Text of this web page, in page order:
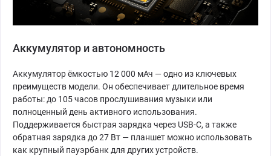
Аккумулятор и автономность
Аккумулятор ёмкостью 12 000 мАч — одно из ключевых
преимуществ модели. Он обеспечивает длительное время
работы: до 105 часов прослушивания музыки или
полноценный день активного использования.
Поддерживается быстрая зарядка через USB-C, а также
обратная зарядка до 27 Вт — планшет можно использовать
как крупный пауэрбанк для других устройств.